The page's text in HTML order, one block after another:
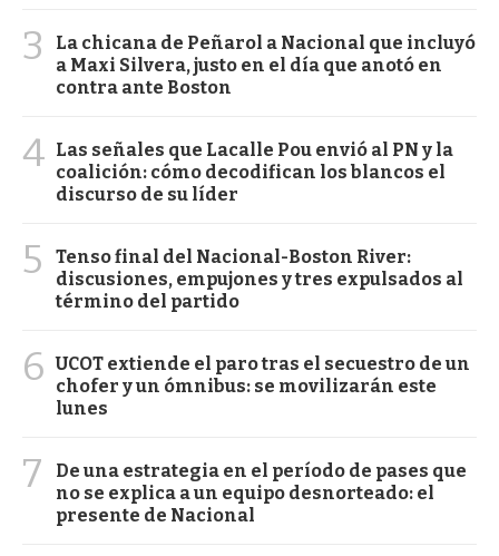
3
La chicana de Peñarol a Nacional que incluyó
a Maxi Silvera, justo en el día que anotó en
contra ante Boston
4 Las señales que Lacalle Pou envió al PN y la
coalición: cómo decodifican los blancos el
discurso de su líder
5
Tenso final del Nacional-Boston River:
discusiones, empujones y tres expulsados al
término del partido
6 UCOT extiende el paro tras el secuestro de un
chofer y un ómnibus: se movilizarán este
lunes
7
De una estrategia en el período de pases que
no se explica a un equipo desnorteado: el
presente de Nacional